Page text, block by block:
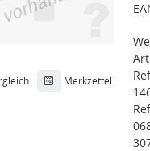
Merkzettel